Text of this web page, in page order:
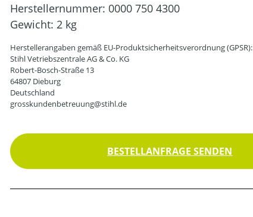
Herstellernummer: 0000 750 4300
Gewicht: 2 kg
Herstellerangaben gemäß EU-Produktsicherheitsverordnung (GPSR):
Stihl Vetriebszentrale AG & Co. KG
Robert-Bosch-Straße 13
64807 Dieburg
Deutschland
grosskundenbetreuung@stihl.de
BESTELLANFRAGE SENDEN